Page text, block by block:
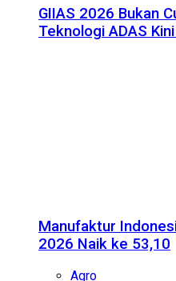
GIIAS 2026 Bukan
Teknologi ADAS
Manufaktur
2026 Naik ke 53,10
Agro